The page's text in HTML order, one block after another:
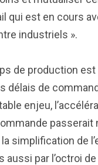
qui est en cours
industriels ».
de production
délais de
enjeu,
passerait
simplification de
aussi par l’octroi de